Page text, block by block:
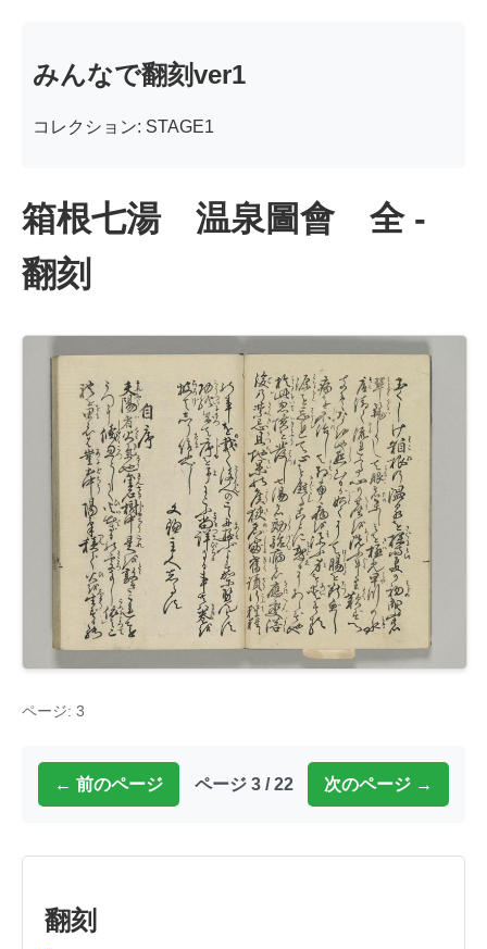
みんなで翻刻ver1
コレクション: STAGE1
箱根七湯 温泉圖會 全 -
翻刻
ページ: 3
← 前のページ ページ 3 / 22 次のページ →
翻刻